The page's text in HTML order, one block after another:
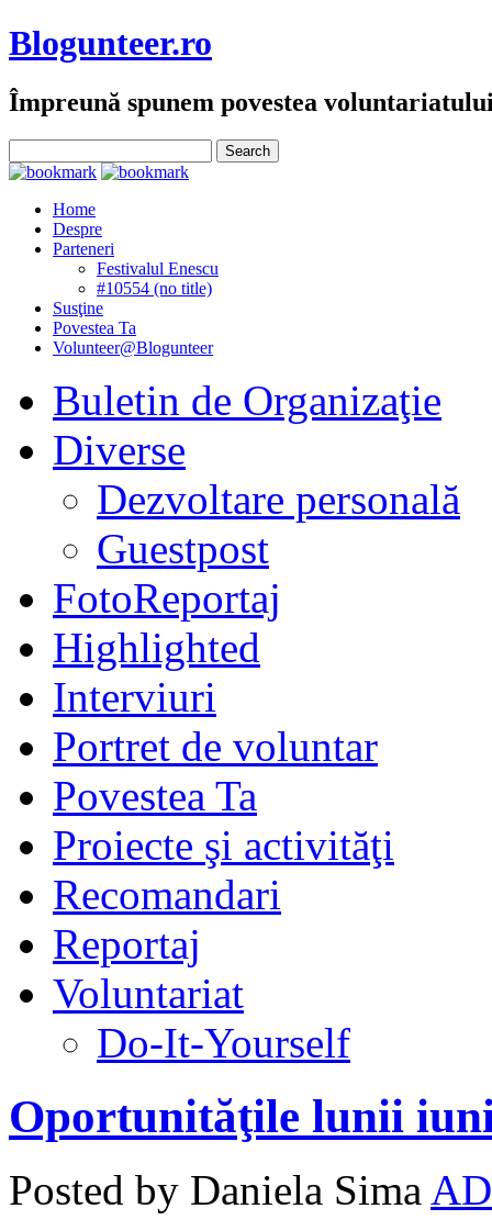
Blogunteer.ro
Împreună spunem povestea
Home
Despre
Parteneri
Festivalul Enescu
#10554 (no title)
Susţine
Povestea Ta
Volunteer@Blogunteer
Buletin de Organizaţie
Diverse
Dezvoltare personală
Guestpost
FotoReportaj
Highlighted
Interviuri
Portret de voluntar
Povestea Ta
Proiecte şi activităţi
Recomandari
Reportaj
Voluntariat
Do-It-Yourself
Oportunităţile lunii
Posted by Daniela Sima